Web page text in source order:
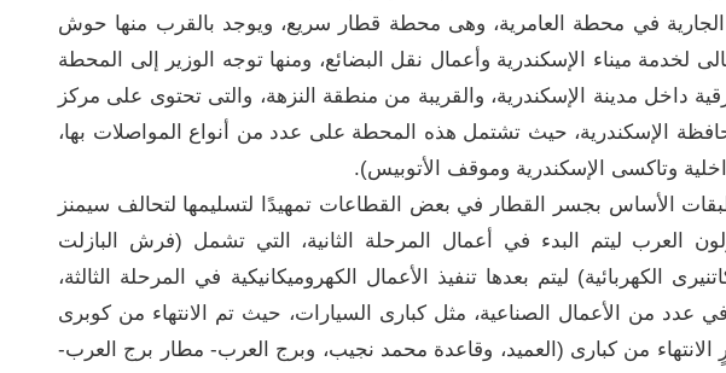
الجارية في محطة العامرية، وهى محطة قطار سريع، ويوجد بالقرب منها حوش
لخدمة ميناء الإسكندرية وأعمال نقل البضائع، ومنها توجه الوزير إلى المحطة
داخل مدينة الإسكندرية، والقريبة من منطقة النزهة، والتى تحتوى على مركز
الإسكندرية، حيث تشتمل هذه المحطة على عدد من أنواع المواصلات بها،
وتاكسى الإسكندرية وموقف الأتوبيس).
طبقات الأساس بجسر القطار في بعض القطاعات تمهيدًا لتسليمها لتحالف سيمنز
العرب ليتم البدء في أعمال المرحلة الثانية، التي تشمل (فرش البازلت
الكهربائية) ليتم بعدها تنفيذ الأعمال الكهروميكانيكية في المرحلة الثالثة،
عدد من الأعمال الصناعية، مثل كبارى السيارات، حيث تم الانتهاء من كوبرى
الانتهاء من كبارى (العميد، وقاعدة محمد نجيب، وبرج العرب- مطار برج العرب-